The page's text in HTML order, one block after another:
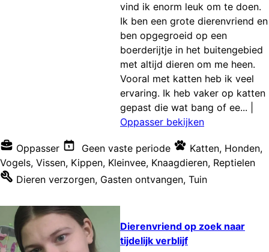
vind ik enorm leuk om te doen.
Ik ben een grote dierenvriend en
ben opgegroeid op een
boerderijtje in het buitengebied
met altijd dieren om me heen.
Vooral met katten heb ik veel
ervaring. Ik heb vaker op katten
gepast die wat bang of ee...
Oppasser bekijken
Oppasser Geen vaste periode Katten, Honden,
Vogels, Vissen, Kippen, Kleinvee, Knaagdieren, Reptielen
Dieren verzorgen, Gasten ontvangen, Tuin
Dierenvriend op zoek naar
tijdelijk verblijf